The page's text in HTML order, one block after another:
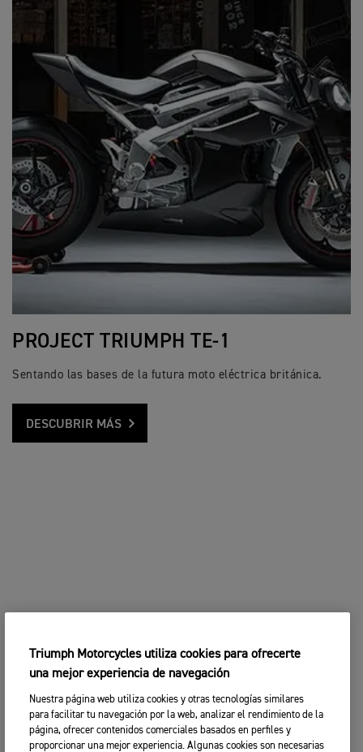
PROJECT TRIUMPH TE-1
Sentando las bases de la futura moto eléctrica británica.
DESCUBRIR MÁS
Triumph Motorcycles utiliza cookies para ofrecerte
una mejor experiencia de navegación
Nuestra página web utiliza cookies y otras tecnologías similares
para facilitar tu navegación por la web, analizar el rendimiento de la
página, ofrecer contenidos comerciales basados en perfiles y
proporcionar una mejor experiencia. Algunas cookies son necesarias